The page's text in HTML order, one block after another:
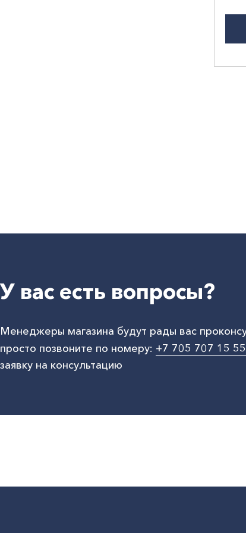
У вас есть вопросы?
Менеджеры магазина будут рады вас
просто позвоните по номеру: +7 705 707 15 55
заявку на консультацию